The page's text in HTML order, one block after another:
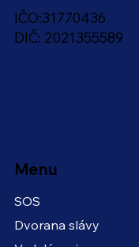
IČO:31770436
DIČ: 2021355589
Menu
SOS
Dvorana slávy